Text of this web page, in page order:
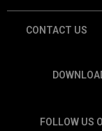
CONTACT US
FOLLOW US